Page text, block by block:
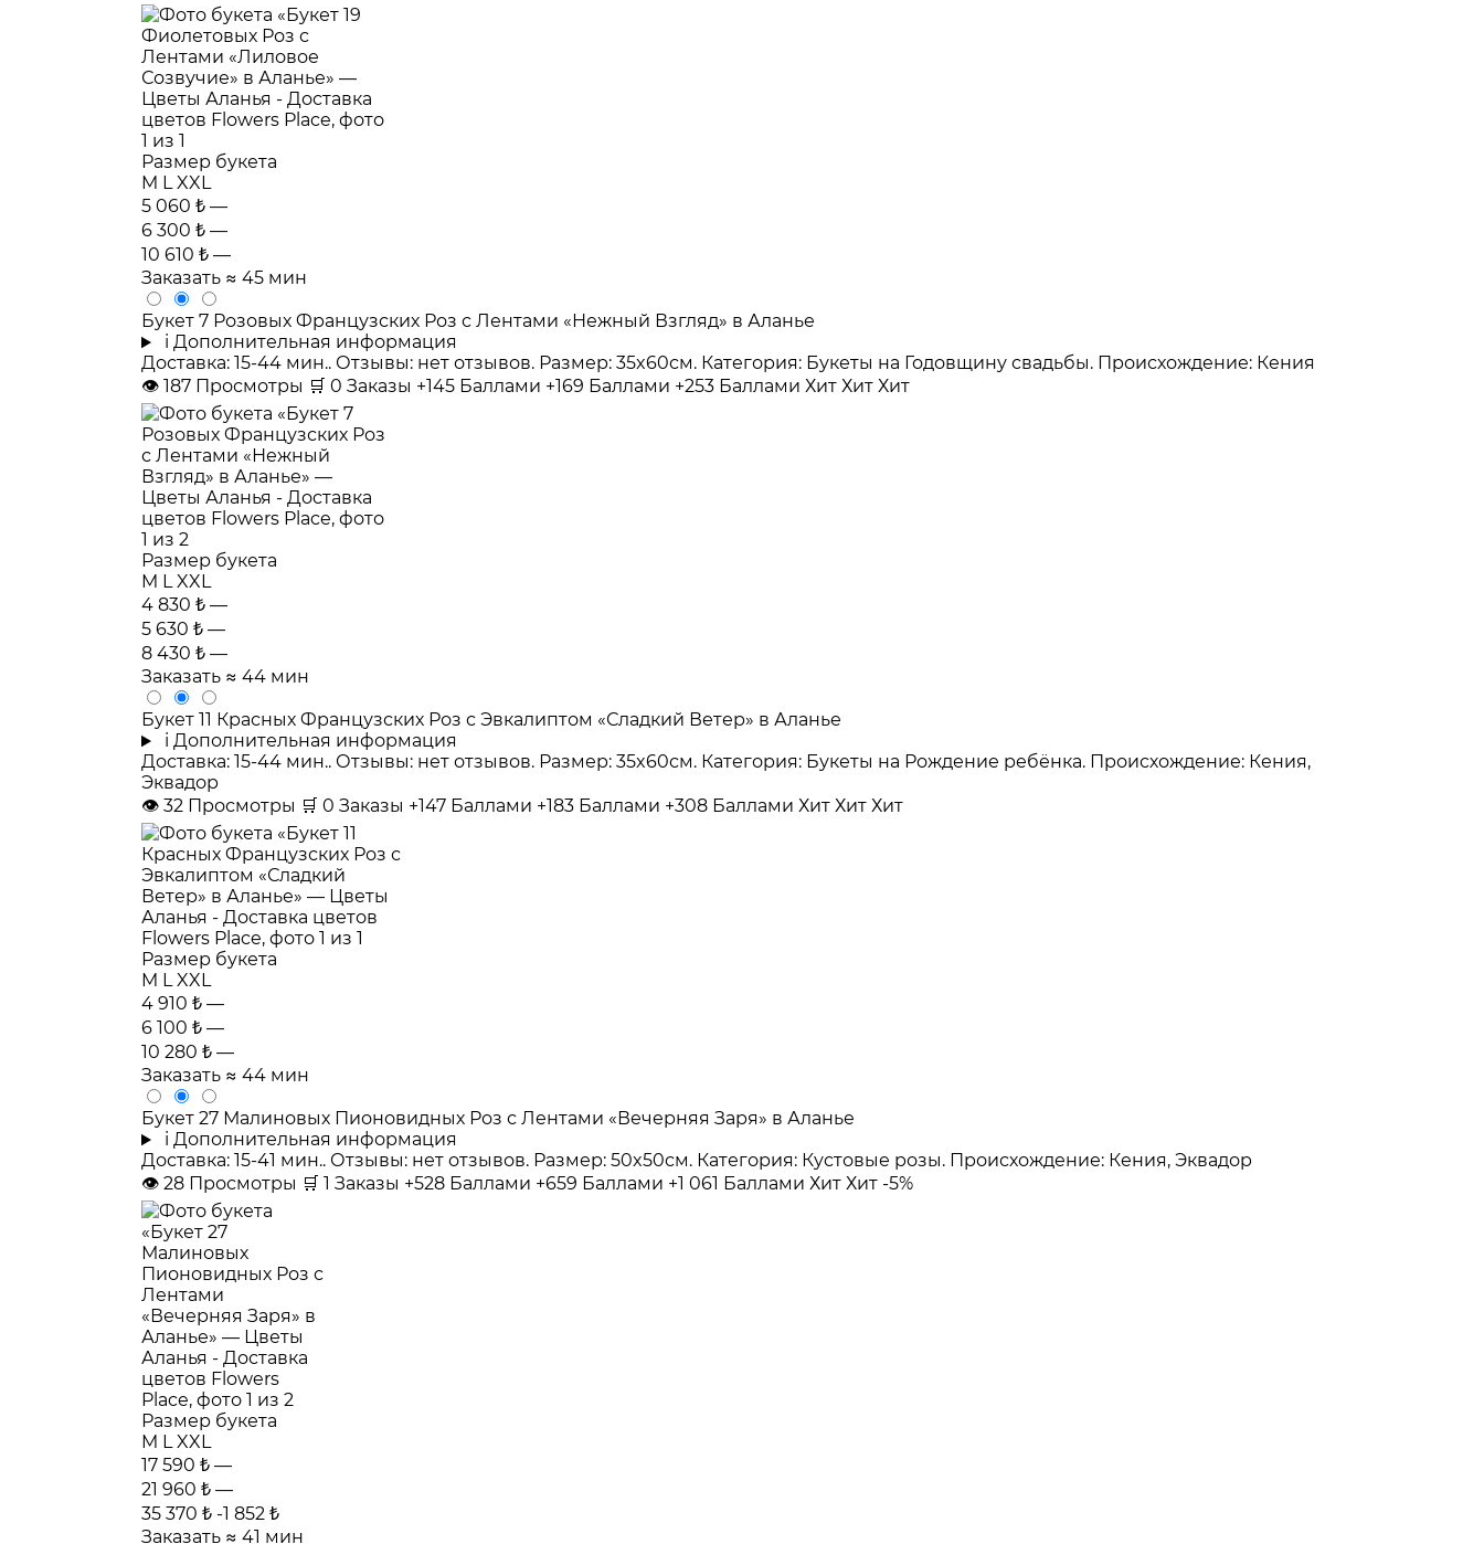
Размер букета
M LXXL
5 060 ₺ —
6 300 ₺ —
10 610 ₺ —
Заказать ≈ 45 мин
Букет 7 Розовых Французских Роз с Лентами «Нежный Взгляд» в Аланье
i Дополнительная информация
Доставка: 15-44 мин.. Отзывы: нет отзывов. Размер: 35x60см. Категория: Букеты на Годовщину свадьбы. Происхождение: Кения
👁 187 Просмотры 🛒 0 Заказы +145 Баллами +169 Баллами +253 Баллами Хит Хит Хит
Размер букета
M LXXL
4 830 ₺ —
5 630 ₺ —
8 430 ₺ —
Заказать ≈ 44 мин
Букет 11 Красных Французских Роз с Эвкалиптом «Сладкий Ветер» в Аланье
i Дополнительная информация
Доставка: 15-44 мин.. Отзывы: нет отзывов. Размер: 35x60см. Категория: Букеты на Рождение ребёнка. Происхождение: Кения,
Эквадор
👁 32 Просмотры 🛒 0 Заказы +147 Баллами +183 Баллами +308 Баллами Хит Хит Хит
Размер букета
M LXXL
4 910 ₺ —
6 100 ₺ —
10 280 ₺ —
Заказать ≈ 44 мин
Букет 27 Малиновых Пионовидных Роз с Лентами «Вечерняя Заря» в Аланье
i Дополнительная информация
Доставка: 15-41 мин.. Отзывы: нет отзывов. Размер: 50x50см. Категория: Кустовые розы. Происхождение: Кения, Эквадор
👁 28 Просмотры 🛒 1 Заказы +528 Баллами +659 Баллами +1 061 Баллами Хит Хит -5%
Размер букета
M LXXL
17 590 ₺ —
21 960 ₺ —
35 370 ₺ -1 852 ₺
Заказать ≈ 41 мин